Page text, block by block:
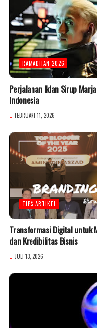
RAMADHAN 2026
Perjalanan Iklan Sirup
Indonesia
FEBRUARI 11, 2026
TIPS ARTIKEL
Transformasi Digital untuk
dan Kredibilitas Bisnis
JULI 13, 2026